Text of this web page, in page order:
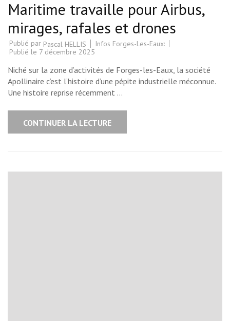
Maritime travaille pour Airbus,
mirages, rafales et drones
Publié par Pascal HELLIS
Infos Forges-Les-Eaux:
Publié le 7 décembre 2025
Niché sur la zone d’activités de Forges-les-Eaux, la société
Apollinaire c’est l’histoire d’une pépite industrielle méconnue.
Une histoire reprise récemment …
CONTINUER LA LECTURE